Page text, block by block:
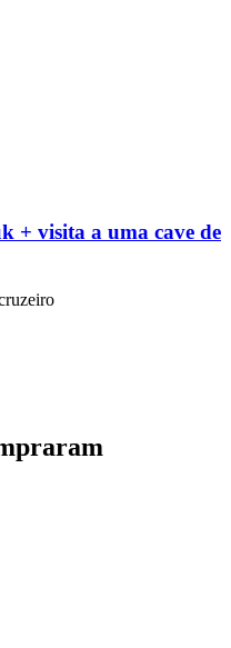
+ visita a uma cave de